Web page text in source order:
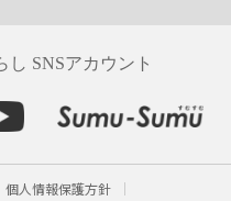
し SNSアカウント
個人情報保護方針